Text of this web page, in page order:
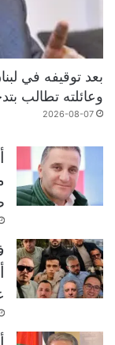
بعد توقيفه في
وعائلته تطالب
2026-08-07